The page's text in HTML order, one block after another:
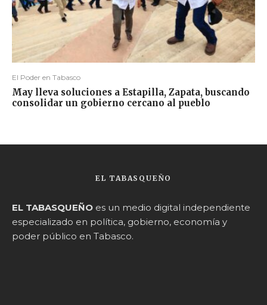
El Poder en Tabasco
May lleva soluciones a Estapilla, Zapata, buscando
consolidar un gobierno cercano al pueblo
EL TABASQUEÑO
EL TABASQUEÑO es un medio digital independiente
especializado en política, gobierno, economía y
poder público en Tabasco.